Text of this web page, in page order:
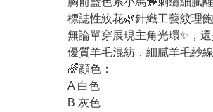
標誌性絞花🌿針織工藝紋理
無論單穿展現主角光環✨，
優質羊毛混紡，細膩羊毛紗
🌈顔色：
A 白色
B 灰色